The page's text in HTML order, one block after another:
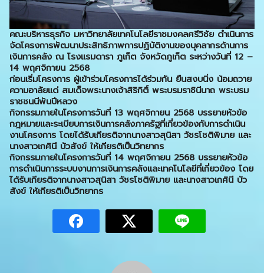
คณะบริหารธุรกิจ มหาวิทยาลัยเทคโนโลยีราชมงคลศรีวิชัย ดำเนินการ
จัดโครงการพัฒนาประสิทธิภาพการปฏิบัติงานของบุคลากรด้านการ
เงินการคลัง ณ โรงแรมดารา ภูเก็ต จังหวัดภูเก็ต ระหว่างวันที่ 12 –
14 พฤศจิกายน 2568
ก่อนเริ่มโครงการ ผู้เข้าร่วมโครงการได้ร่วมกัน ยืนสงบนิ่ง น้อมถวาย
ความอาลัยแด่ สมเด็จพระนางเจ้าสิริกิติ์ พระบรมราชินีนาถ พระบรม
ราชชนนีพันปีหลวง
กิจกรรมภายในโครงการวันที่ 13 พฤศจิกายน 2568 บรรยายหัวข้อ
กฎหมายและระเบียบการเงินการคลังภาครัฐที่เกี่ยวข้องกับการดำเนิน
งานโครงการ โดยได้รับเกียรติจากนางสาวสุนิสา วัชรโชติพิมาย และ
นางสาวเกศินี บัวสังข์ ให้เกียรติเป็นวิทยากร
กิจกรรมภายในโครงการวันที่ 14 พฤศจิกายน 2568 บรรยายหัวข้อ
การดำเนินการระบบงานการเงินการคลังและเทคโนโลยีที่เกี่ยวข้อง โดย
ได้รับเกียรติจากนางสาวสุนิสา วัชรโชติพิมาย และนางสาวเกศินี บัว
สังข์ ให้เกียรติเป็นวิทยากร